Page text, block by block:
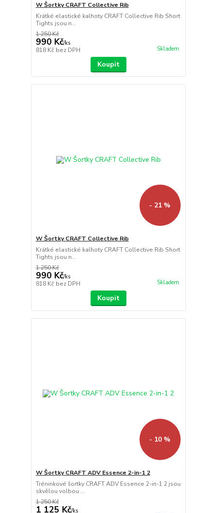
W Šortky CRAFT Collective Rib
Krátké elastické kalhoty CRAFT Collective Rib Short
Tights jsou n...
1 250 Kč
990 Kč/ks
818 Kč bez DPH Skladem
Koupit
- 21 %
W Šortky CRAFT Collective Rib
Krátké elastické kalhoty CRAFT Collective Rib Short
Tights jsou n...
1 250 Kč
990 Kč/ks
818 Kč bez DPH Skladem
Koupit
- 10 %
W Šortky CRAFT ADV Essence 2-in-1 2
Tréninkové šortky CRAFT ADV Essence 2-in-1 2 jsou
skvělou volbou ...
1 250 Kč
1 125 Kč/ks